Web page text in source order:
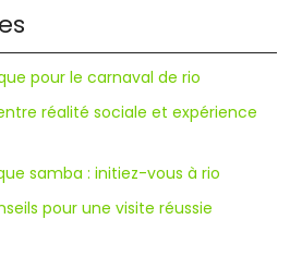
pour le carnaval de rio
réalité sociale et expérience
samba : initiez-vous à rio
pour une visite réussie